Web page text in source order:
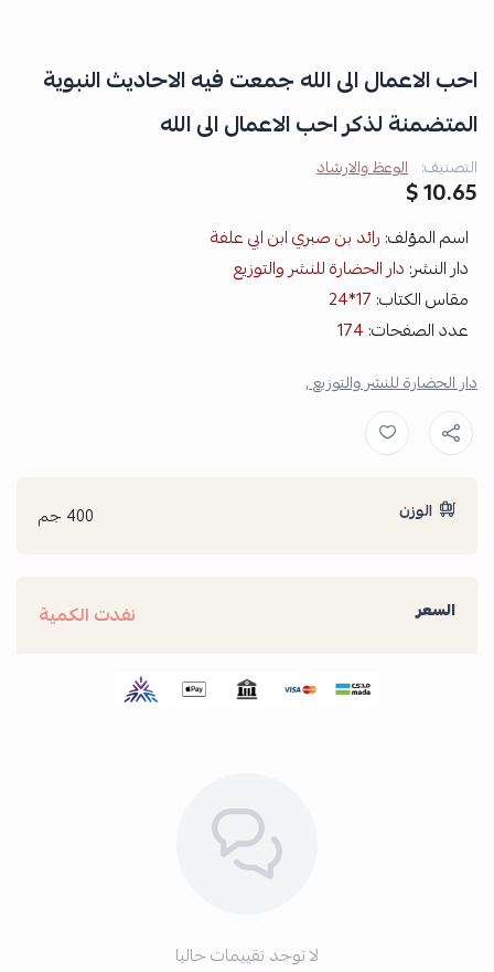
احب الاعمال الى الله جمعت فيه الاحاديث النبوية
المتضمنة لذكر احب الاعمال الى الله
التصنيف: الوعظ والارشاد
10.65 $
اسم المؤلف: رائد بن صبري ابن ابي علفة
دار النشر: دار الحضارة للنشر والتوزيع
مقاس الكتاب: 17*24
عدد الصفحات:
دار الحضارة للنشر والتوزيع ,
الوزن 400 جم
السعر نفدت الكمية
لا توجد تقييمات حاليا